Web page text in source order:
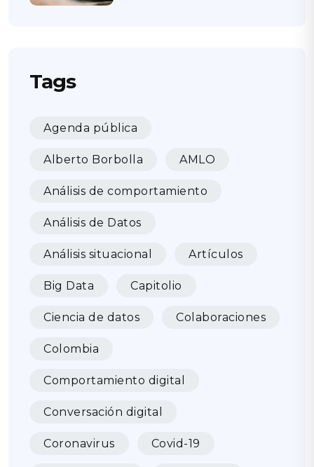
Tags
Agenda pública
Alberto Borbolla AMLO
Análisis de comportamiento
Análisis de Datos
Análisis situacional Artículos
Big Data Capitolio
Ciencia de datos Colaboraciones
Colombia
Comportamiento digital
Conversación digital
Coronavirus Covid-19